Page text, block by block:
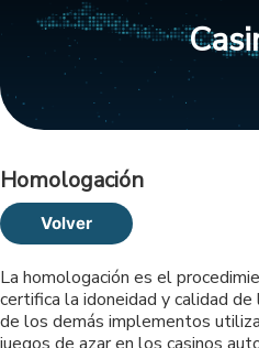
Homologación
Volver
La homologación es el
certifica la idoneidad y calidad de
de los demás implementos